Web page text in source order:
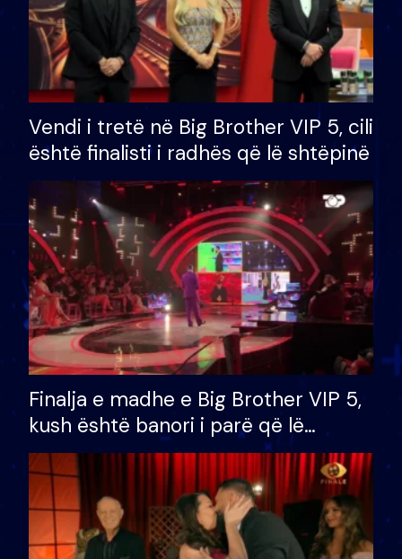
Vendi i tretë në Big Brother VIP 5, cili
është finalisti i radhës që lë shtëpinë
Finalja e madhe e Big Brother VIP 5,
kush është banori i parë që lë
shtëpinë dhe humb mundësinë për
të fituar çmimin e madh